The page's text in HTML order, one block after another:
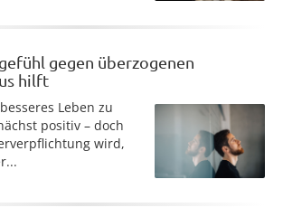
gegen überzogenen
hilft
Leben zu
positiv – doch
wird,